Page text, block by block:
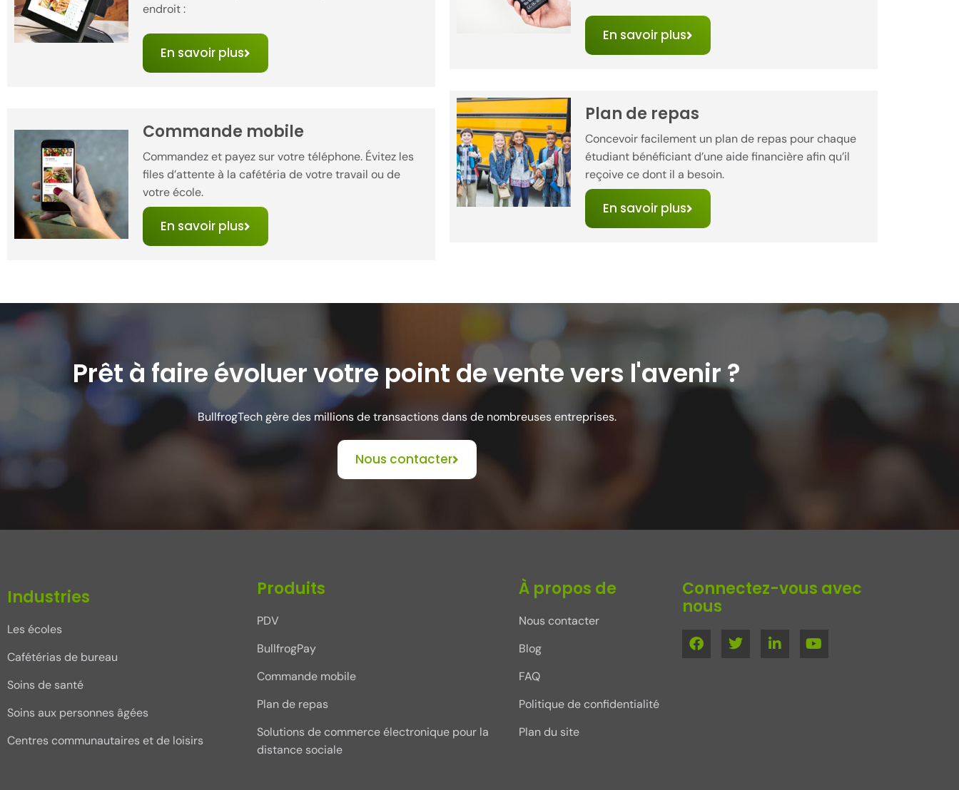
endroit :
En savoir plus
Commande mobile
Commandez et payez sur votre téléphone. Évitez les
files d’attente à la cafétéria de votre travail ou de
votre école.
En savoir plus
En savoir plus
Plan de repas
Concevoir facilement un plan de repas pour chaque
étudiant bénéficiant d’une aide financière afin qu’il
reçoive ce dont il a besoin.
En savoir plus
Prêt à faire évoluer votre point de vente vers l'avenir ?
BullfrogTech gère des millions de transactions dans de nombreuses entreprises.
Nous contacter
Industries
Les écoles
Cafétérias de bureau
Soins de santé
Soins aux personnes âgées
Centres communautaires et de loisirs
Produits
PDV
BullfrogPay
Commande mobile
Plan de repas
Solutions de commerce électronique pour la
distance sociale
À propos de
Nous contacter
Blog
FAQ
Politique de confidentialité
Plan du site
Connectez-vous avec
nous